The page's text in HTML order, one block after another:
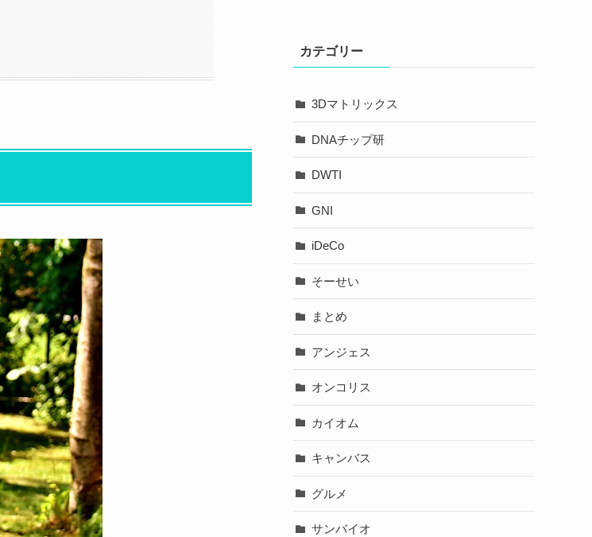
カテゴリー
3Dマトリックス
DNAチップ研
DWTI
GNI
iDeCo
そーせい
まとめ
アンジェス
オンコリス
カイオム
キャンバス
グルメ
サンバイオ